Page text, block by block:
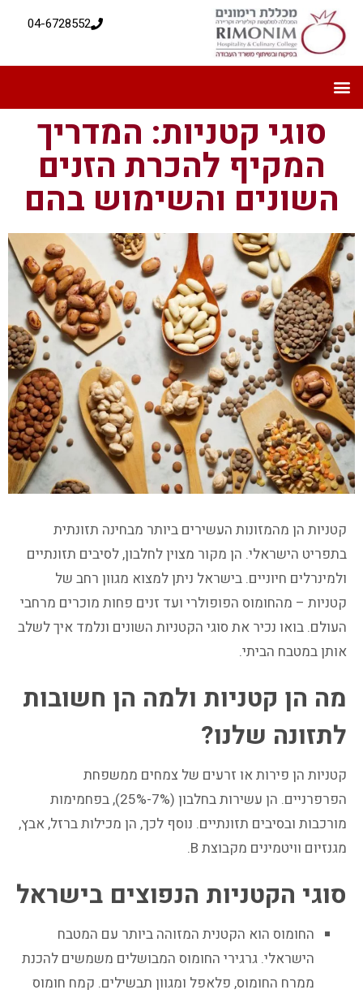
04-6728552
סוגי קטניות: המדריך
המקיף להכרת הזנים
השונים והשימוש בהם
קטניות הן מהמזונות העשירים ביותר מבחינה תזונתית
בתפריט הישראלי. הן מקור מצוין לחלבון, לסיבים תזונתיים
ולמינרלים חיוניים. בישראל ניתן למצוא מגוון רחב של
קטניות – מהחומוס הפופולרי ועד זנים פחות מוכרים מרחבי
העולם. בואו נכיר את סוגי הקטניות השונים ונלמד איך לשלב
אותן במטבח הביתי.
מה הן קטניות ולמה הן חשובות
לתזונה שלנו?
קטניות הן פירות או זרעים של צמחים ממשפחת
הפרפרניים. הן עשירות בחלבון (7%-25%), בפחמימות
מורכבות ובסיבים תזונתיים. נוסף לכך, הן מכילות ברזל, אבץ,
מגנזיום וויטמינים מקבוצת B.
סוגי הקטניות הנפוצים בישראל
החומוס הוא הקטנית המזוהה ביותר עם המטבח
הישראלי. גרגירי החומוס המבושלים משמשים להכנת
ממרח החומוס, פלאפל ומגוון תבשילים. קמח חומוס